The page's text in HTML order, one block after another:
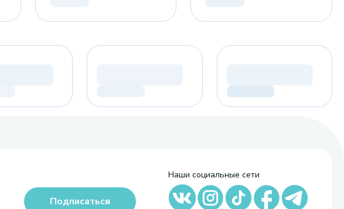
Подписаться
Наши социальные сети